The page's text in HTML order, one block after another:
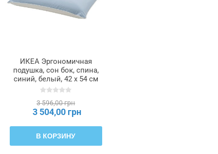
ИКЕА Эргономичная
подушка, сон бок, спина,
синий, белый, 42 x 54 см
KVARNVEN, 705.073.50
3 596,00 грн
3 504,00 грн
В КОРЗИНУ